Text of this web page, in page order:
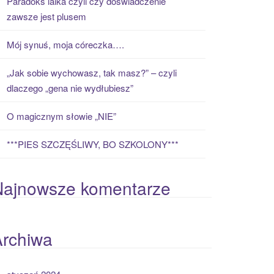
zawsze jest plusem
Mój synuś, moja córeczka….
„Jak sobie wychowasz, tak masz?” – czyli
dlaczego „gena nie wydłubiesz”
O magicznym słowie „NIE”
***PIES SZCZĘŚLIWY, BO SZKOLONY***
komentarze